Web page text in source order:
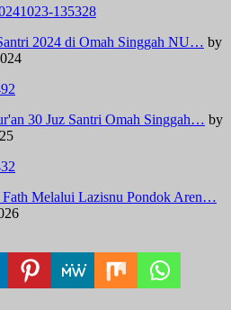
2024 di Omah Singgah NU… by
30 Juz Santri Omah Singgah… by
Melalui Lazisnu Pondok Aren…